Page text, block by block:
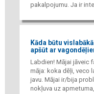
pakalpojumu. Ja ir
Kāda būtu
apšūt ar
Labdien! Mājai jāveic
māja: koka dēļi, veco
javu. Mājai ir/bija
nokļuva uz